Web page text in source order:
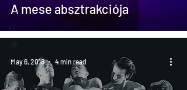
FR
IT
PL
SK
A mese absztrakciója
May 6, 2018 4 min read